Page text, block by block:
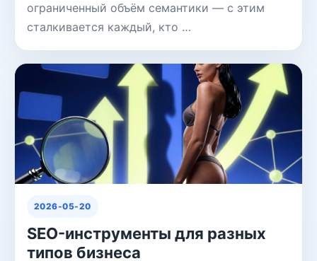
ограниченный объём семантики — с этим
сталкивается каждый, кто …
2026-05-20
SEO-инструменты для разных
типов бизнеса